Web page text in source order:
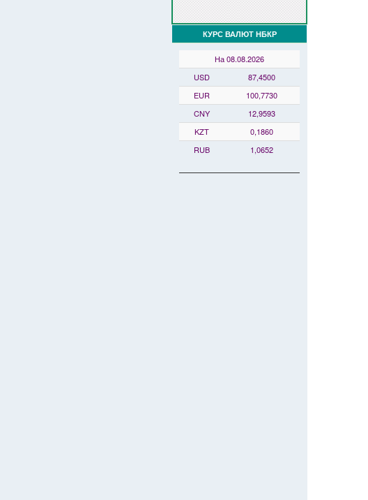
КУРС ВАЛЮТ НБКР
На 08.08.2026
USD
87,4500
EUR
100,7730
CNY
12,9593
KZT
0,1860
RUB
1,0652